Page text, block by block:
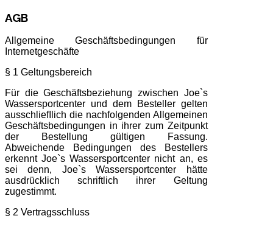
AGB
Allgemeine Geschäftsbedingungen für
Internetgeschäfte
§ 1 Geltungsbereich
Für die Geschäftsbeziehung zwischen Joe`s
Wassersportcenter und dem Besteller gelten
ausschlieﬂlich die nachfolgenden Allgemeinen
Geschäftsbedingungen in ihrer zum Zeitpunkt
der Bestellung gültigen Fassung.
Abweichende Bedingungen des Bestellers
erkennt Joe`s Wassersportcenter nicht an, es
sei denn, Joe`s Wassersportcenter hätte
ausdrücklich schriftlich ihrer Geltung
zugestimmt.
§ 2 Vertragsschluss